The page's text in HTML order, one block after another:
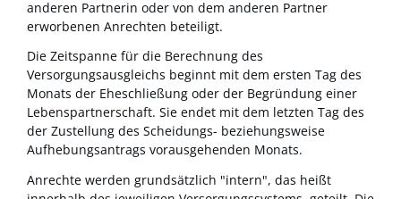
anderen Partnerin oder von dem anderen Partner
erworbenen Anrechten beteiligt.
Die Zeitspanne für die Berechnung des
Versorgungsausgleichs beginnt mit dem ersten Tag des
Monats der Eheschließung oder der Begründung einer
Lebenspartnerschaft. Sie endet mit dem letzten Tag des
der Zustellung des Scheidungs- beziehungsweise
Aufhebungsantrags vorausgehenden Monats.
Anrechte werden grundsätzlich "intern", das heißt